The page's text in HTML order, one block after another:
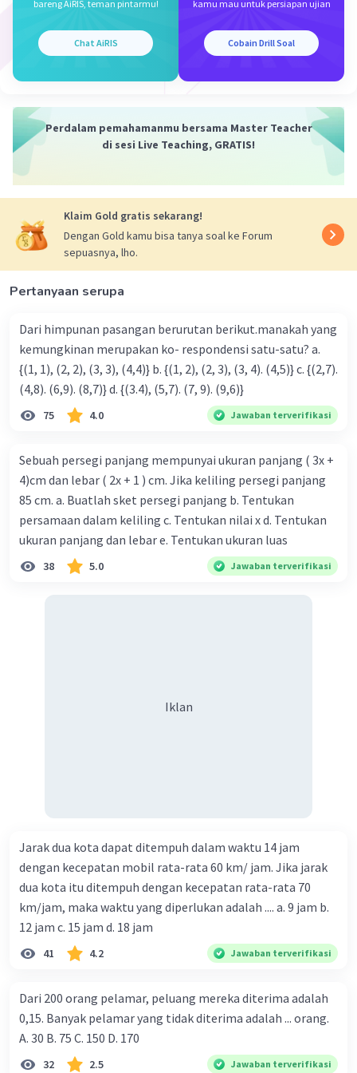
n-1
Berdasarkan soal, diketahui:
4, 12, 36, 108, ....
U₃ = 36
perbandingan yang tetap.
Rasio dari barisan di atas adalah:
r = U₂/U₁ = 12/4 = 3
Sehingga, pola bilangan yang ke-6 adalah
U₆ = 4 · 3
U₆ = 4 · 243
U₆ = 972
Jadi, pola bilangan yang ke-6 adalah 972.
Semoga membantu ya😊
Beri Rating·0.0( 0) Balas
Level 1
Kalau pola bilangan nya 9 berapa kak
bareng AiRIS, teman pintarmu!
Chat AiRIS
kamu mau untuk persiapan ujian
Cobain Drill Soal
Perdalam pemahamanmu bersama Master Teacher
di sesi Live Teaching, GRATIS!
Klaim Gold gratis sekarang!
Dengan Gold kamu bisa tanya soal ke Forum
sepuasnya, lho.
Pertanyaan serupa
Dari himpunan pasangan berurutan berikut.manakah yang
kemungkinan merupakan ko- respondensi satu-satu? a.
{(1, 1), (2, 2), (3, 3), (4,4)} b. {(1, 2), (2, 3), (3, 4). (4,5)} c. {(2,7).
(4,8). (6,9). (8,7)} d. {(3.4), (5,7). (7, 9). (9,6)}
75 4.0 Jawaban terverifikasi
Sebuah persegi panjang mempunyai ukuran panjang ( 3x +
4)cm dan lebar ( 2x + 1 ) cm. Jika keliling persegi panjang
85 cm. a. Buatlah sket persegi panjang b. Tentukan
persamaan dalam keliling c. Tentukan nilai x d. Tentukan
ukuran panjang dan lebar e. Tentukan ukuran luas
38 5.0 Jawaban terverifikasi
Iklan
Jarak dua kota dapat ditempuh dalam waktu 14 jam
dengan kecepatan mobil rata-rata 60 km/ jam. Jika jarak
dua kota itu ditempuh dengan kecepatan rata-rata 70
km/jam, maka waktu yang diperlukan adalah .... a. 9 jam b.
12 jam c. 15 jam d. 18 jam
41 4.2 Jawaban terverifikasi
Dari 200 orang pelamar, peluang mereka diterima adalah
0,15. Banyak pelamar yang tidak diterima adalah ... orang.
A. 30 B. 75 C. 150 D. 170
32 2.5 Jawaban terverifikasi